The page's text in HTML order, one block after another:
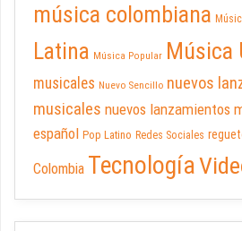
música colombiana
Latina Música Popular Música
musicales Nuevo Sencillo nuevos
musicales nuevos lanzamientos
español Pop Latino Redes Sociales
Colombia Tecnología